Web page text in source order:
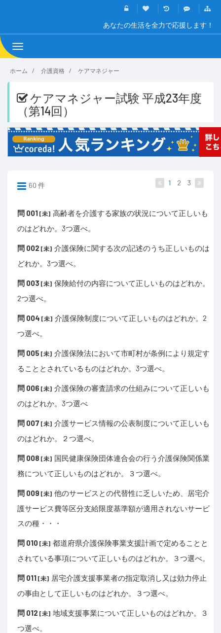
あなたの生活を全力で応援します！
Toggle
navigation
ホーム 介護資格 ケアマネジャー
ケアマネジャー試験 平成23年度
（第14回）
60 件 1 2 3
問 001 [未] 高齢者を介護する家族の状況について正しいも
のはどれか。3つ選べ。
問 002 [未] 介護保険に関する次の記述のうち正しいものは
どれか。3つ選べ。
問 003 [未] 保険給付の内容について正しいものはどれか。
2つ選べ。
問 004 [未] 介護保険制度について正しいものはどれか。2
つ選べ。
問 005 [未] 介護保険法において市町村が条例により規定す
ることとされているものはどれか。3つ選べ。
問 006 [未] 介護保険の審査請求の仕組みについて正しいも
のはどれか。3つ選べ
問 007 [未] 介護サービス情報の公表制度について正しいも
のはどれか。２つ選べ。
問 008 [未] 国民健康保険団体連合会の行う介護保険関係業
務について正しいものはどれか。３つ選べ。
問 009 [未] 他のサービスとの代替性に乏しいため、居宅介
護サービス費等区分支給限度基準額が適用されないサービ
スの種・・・
問 010 [未] 都道府県介護保険事業支援計画で定めることと
されている事項について正しいものはどれか。３つ選べ。
問 011 [未] 居宅介護支援事業者の指定取消し又は効力停止
の事由として正しいものはどれか。３つ選べ。
問 012 [未] 地域支援事業について正しいものはどれか。３
つ選べ。